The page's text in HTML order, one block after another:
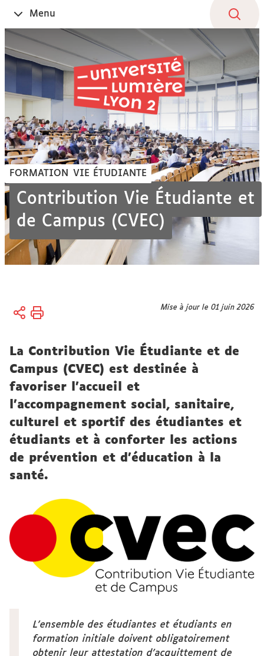
contenu
Ouvrir
le
Menu
FORMATION VIE ÉTUDIANTE
Contribution Vie Étudiante et
de Campus (CVEC)
Vous
Accueil
Candidatures,
Inscriptions
Mise à jour le 01 juin 2026
La Contribution Vie Étudiante et de
Campus (CVEC) est destinée à
favoriser l’accueil et
l’accompagnement social, sanitaire,
culturel et sportif des étudiantes et
étudiants et à conforter les actions
de prévention et d’éducation à la
santé.
L'ensemble des étudiantes et étudiants en
formation initiale doivent obligatoirement
obtenir leur attestation d'acquittement de